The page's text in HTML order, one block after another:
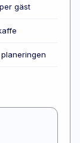
gäst